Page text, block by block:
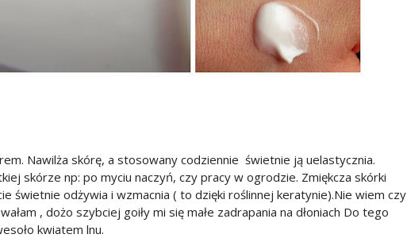
Nawilża skórę, a stosowany codziennie świetnie ją uelastycznia.
skórze np: po myciu naczyń, czy pracy w ogrodzie. Zmiękcza skórki
świetnie odżywia i wzmacnia ( to dzięki roślinnej keratynie).Nie wiem czy
, dożo szybciej goiły mi się małe zadrapania na dłoniach Do tego
kwiatem lnu.